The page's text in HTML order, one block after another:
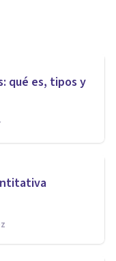
qué es, tipos y